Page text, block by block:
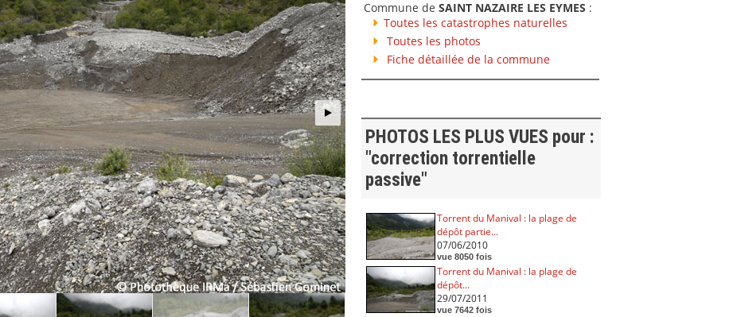
Commune de SAINT NAZAIRE LES EYMES :
Toutes les catastrophes naturelles
Toutes les photos
Fiche détaillée de la commune
PHOTOS LES PLUS VUES pour :
"correction torrentielle
passive"
Torrent du Manival : la plage de
dépôt partie...
07/06/2010
vue 8050 fois
Torrent du Manival : la plage de
dépôt...
29/07/2011
vue 7642 fois